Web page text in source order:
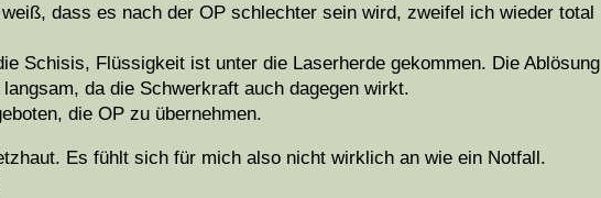
dass es nach der OP schlechter sein wird, zweifel ich wieder total
Schisis, Flüssigkeit ist unter die Laserherde gekommen. Die Ablösung
da die Schwerkraft auch dagegen wirkt.
die OP zu übernehmen.
Es fühlt sich für mich also nicht wirklich an wie ein Notfall.